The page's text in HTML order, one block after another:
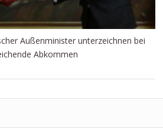
Außenminister unterzeichnen bei
Abkommen